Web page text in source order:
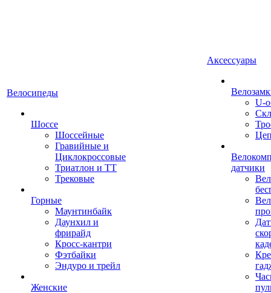
Велосипеды
Шоссе
Шоссейные
Гравийные и
Циклокроссовые
Триатлон и ТТ
Трековые
Горные
Маунтинбайк
Даунхил и
фрирайд
Кросс-кантри
Фэтбайки
Эндуро и трейл
Женские
Аксессуары
U-
датчики